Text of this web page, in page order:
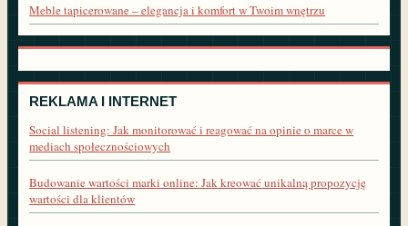
Meble tapicerowane – elegancja i komfort w Twoim wnętrzu
REKLAMA I INTERNET
Social listening: Jak monitorować i reagować na opinie o marce w
mediach społecznościowych
Budowanie wartości marki online: Jak kreować unikalną propozycję
wartości dla klientów